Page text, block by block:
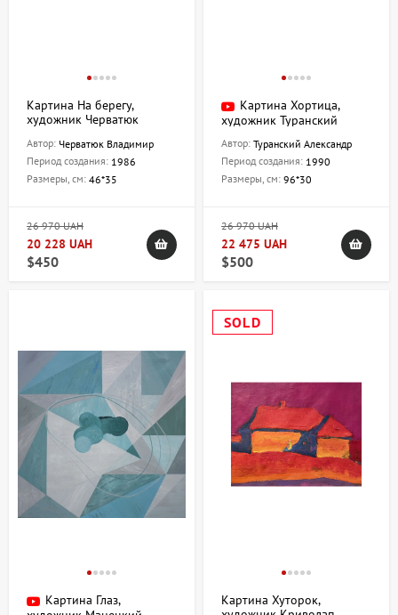
Картина На берегу,
художник Черватюк
Автор: Черватюк Владимир
Период создания: 1986
Размеры, см: 46*35
26 970 UAH
20 228 UAH
$450
Картина Хортица,
художник Туранский
Автор: Туранский Александр
Период создания: 1990
Размеры, см: 96*30
26 970 UAH
22 475 UAH
$500
Картина Глаз,
SOLD
Картина Хуторок,